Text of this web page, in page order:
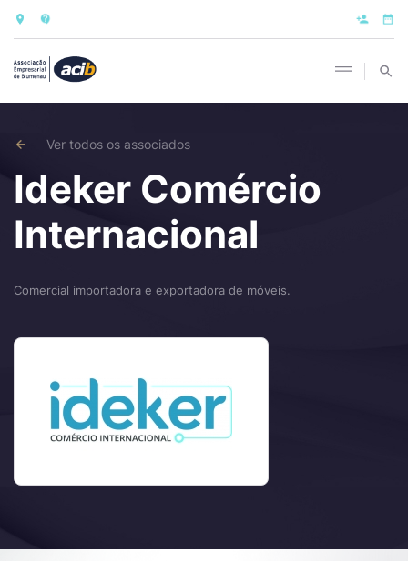
Ver todos os associados
Ideker Comércio
Internacional
Comercial importadora e exportadora de móveis.